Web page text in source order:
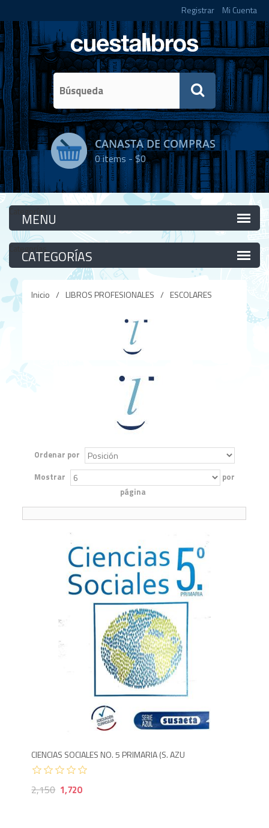
Registrar Mi Cuenta
CANASTA DE COMPRAS
0items -$0
Categorías
Categorías
Inicio / LIBROS PROFESIONALES / ESCOLARES
Ordenar por
Mostrar
por
página
CIENCIAS SOCIALES NO. 5 PRIMARIA (S. AZU
2,150 1,720